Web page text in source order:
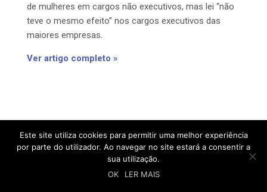
de mulheres em cargos não executivos, mas lei “não
teve o mesmo efeito” nos cargos executivos das
maiores empresas.
Ver artigo completo »
Este site utiliza cookies para permitir uma melhor experiência
por parte do utilizador. Ao navegar no site estará a consentir a
sua utilização.
OK
LER MAIS